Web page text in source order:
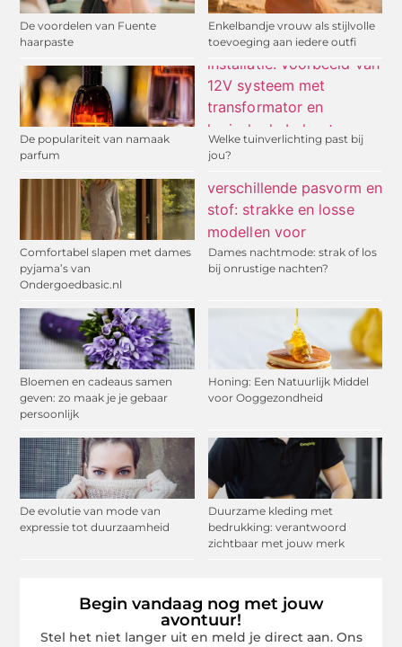
De voordelen van Fuente
haarpaste
Enkelbandje vrouw als stijlvolle
toevoeging aan iedere outfi
De populariteit van namaak
parfum
Welke tuinverlichting past bij
jou?
Comfortabel slapen met dames
pyjama’s van
Ondergoedbasic.nl
Dames nachtmode: strak of los
bij onrustige nachten?
Bloemen en cadeaus samen
geven: zo maak je je gebaar
persoonlijk
Honing: Een Natuurlijk Middel
voor Ooggezondheid
De evolutie van mode van
expressie tot duurzaamheid
Duurzame kleding met
bedrukking: verantwoord
zichtbaar met jouw merk
Begin vandaag nog met jouw
avontuur!
Stel het niet langer uit en meld je direct aan. Ons